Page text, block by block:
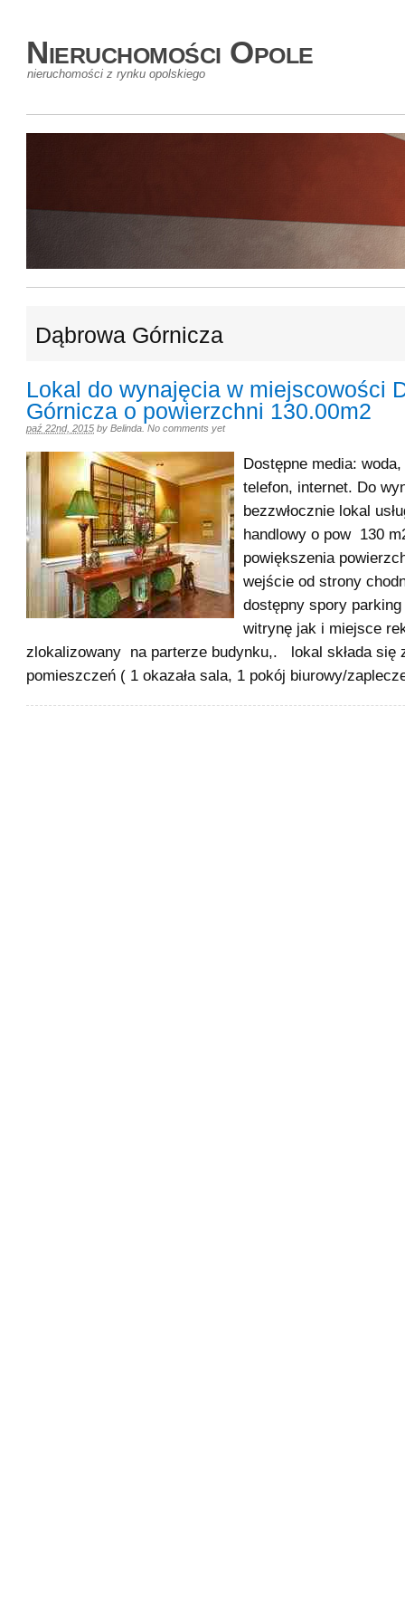
Nieruchomości Opole
nieruchomości z rynku opolskiego
Dąbrowa Górnicza
Lokal do wynajęcia w miejscowości
Górnicza o powierzchni 130.00m2
paź 22nd, 2015 by Belinda No comments yet
Dostępne media:
telefon, internet. Do
bezzwłocznie lokal
handlowy o pow 130
powiększenia
wejście od strony
dostępny spory
witrynę jak i miejsce
zlokalizowany na parterze budynku,. lokal składa się
pomieszczeń ( 1 okazała sala, 1 pokój biurowy/